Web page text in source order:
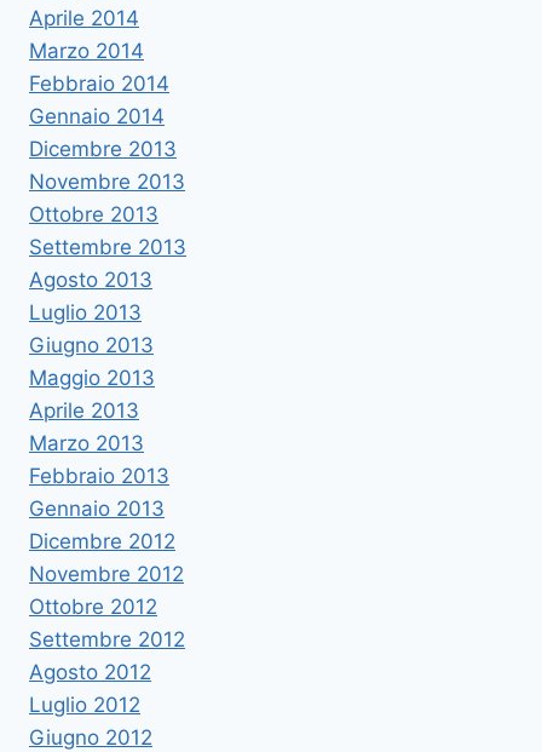
Aprile 2014
Marzo 2014
Febbraio 2014
Gennaio 2014
Dicembre 2013
Novembre 2013
Ottobre 2013
Settembre 2013
Agosto 2013
Luglio 2013
Giugno 2013
Maggio 2013
Aprile 2013
Marzo 2013
Febbraio 2013
Gennaio 2013
Dicembre 2012
Novembre 2012
Ottobre 2012
Settembre 2012
Agosto 2012
Luglio 2012
Giugno 2012